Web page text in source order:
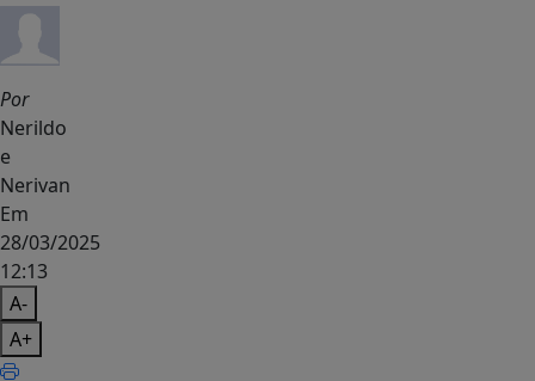
Por
Nerildo
e
Nerivan
Em
28/03/2025
12:13
A-
A+